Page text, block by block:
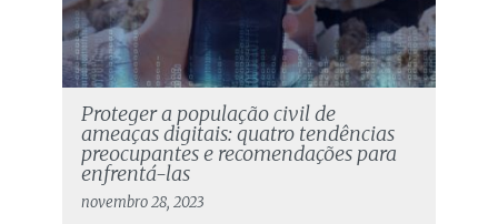
Proteger a população civil de
ameaças digitais: quatro tendências
preocupantes e recomendações para
enfrentá-las
novembro 28, 2023